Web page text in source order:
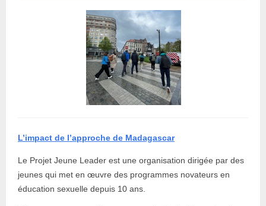
L’impact de l’approche de Madagascar
Le Projet Jeune Leader est une organisation dirigée par des
jeunes qui met en œuvre des programmes novateurs en
éducation sexuelle depuis 10 ans.